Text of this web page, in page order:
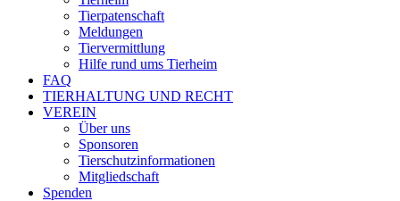
Tierpatenschaft
Meldungen
Tiervermittlung
Hilfe rund ums Tierheim
FAQ
TIERHALTUNG UND RECHT
VEREIN
Über uns
Sponsoren
Tierschutzinformationen
Mitgliedschaft
Spenden